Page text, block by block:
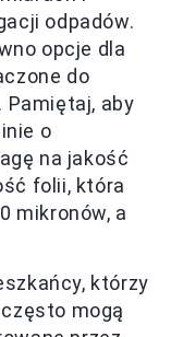
odpadów.
opcje dla
do
Pamiętaj, aby
o
na jakość
folii, która
mikronów, a
którzy
mogą